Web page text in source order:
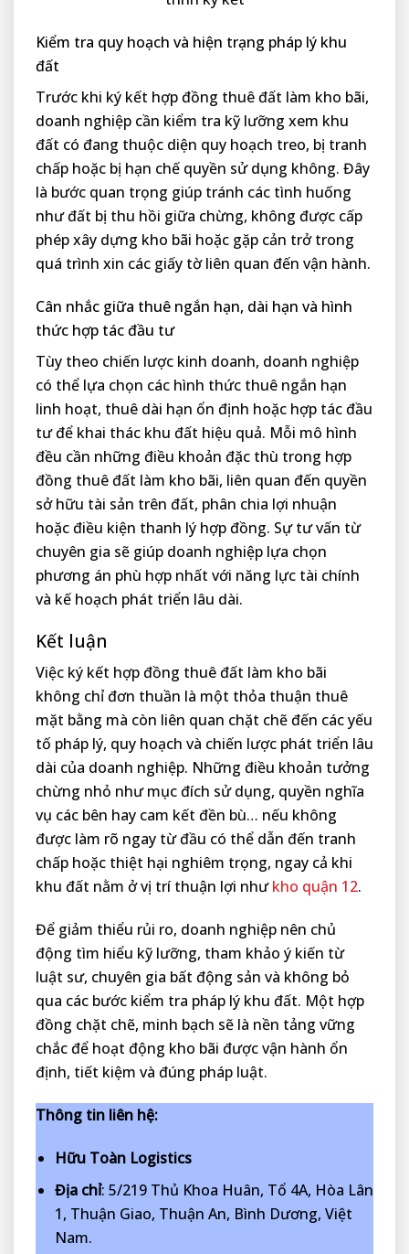
Kiểm tra quy hoạch và hiện trạng pháp lý khu
đất
Trước khi ký kết hợp đồng thuê đất làm kho bãi,
doanh nghiệp cần kiểm tra kỹ lưỡng xem khu
đất có đang thuộc diện quy hoạch treo, bị tranh
chấp hoặc bị hạn chế quyền sử dụng không. Đây
là bước quan trọng giúp tránh các tình huống
như đất bị thu hồi giữa chừng, không được cấp
phép xây dựng kho bãi hoặc gặp cản trở trong
quá trình xin các giấy tờ liên quan đến vận hành.
Cân nhắc giữa thuê ngắn hạn, dài hạn và hình
thức hợp tác đầu tư
Tùy theo chiến lược kinh doanh, doanh nghiệp
có thể lựa chọn các hình thức thuê ngắn hạn
linh hoạt, thuê dài hạn ổn định hoặc hợp tác đầu
tư để khai thác khu đất hiệu quả. Mỗi mô hình
đều cần những điều khoản đặc thù trong hợp
đồng thuê đất làm kho bãi, liên quan đến quyền
sở hữu tài sản trên đất, phân chia lợi nhuận
hoặc điều kiện thanh lý hợp đồng. Sự tư vấn từ
chuyên gia sẽ giúp doanh nghiệp lựa chọn
phương án phù hợp nhất với năng lực tài chính
và kế hoạch phát triển lâu dài.
Kết luận
Việc ký kết hợp đồng thuê đất làm kho bãi
không chỉ đơn thuần là một thỏa thuận thuê
mặt bằng mà còn liên quan chặt chẽ đến các yếu
tố pháp lý, quy hoạch và chiến lược phát triển lâu
dài của doanh nghiệp. Những điều khoản tưởng
chừng nhỏ như mục đích sử dụng, quyền nghĩa
vụ các bên hay cam kết đền bù… nếu không
được làm rõ ngay từ đầu có thể dẫn đến tranh
chấp hoặc thiệt hại nghiêm trọng, ngay cả khi
khu đất nằm ở vị trí thuận lợi nhưkho quận 12.
Để giảm thiểu rủi ro, doanh nghiệp nên chủ
động tìm hiểu kỹ lưỡng, tham khảo ý kiến từ
luật sư, chuyên gia bất động sản và không bỏ
qua các bước kiểm tra pháp lý khu đất. Một hợp
đồng chặt chẽ, minh bạch sẽ là nền tảng vững
chắc để hoạt động kho bãi được vận hành ổn
định, tiết kiệm và đúng pháp luật.
Thông tin liên hệ:
Hữu Toàn Logistics
Địa chỉ: 5/219 Thủ Khoa Huân, Tổ 4A, Hòa Lân
1, Thuận Giao, Thuận An, Bình Dương, Việt
Nam.